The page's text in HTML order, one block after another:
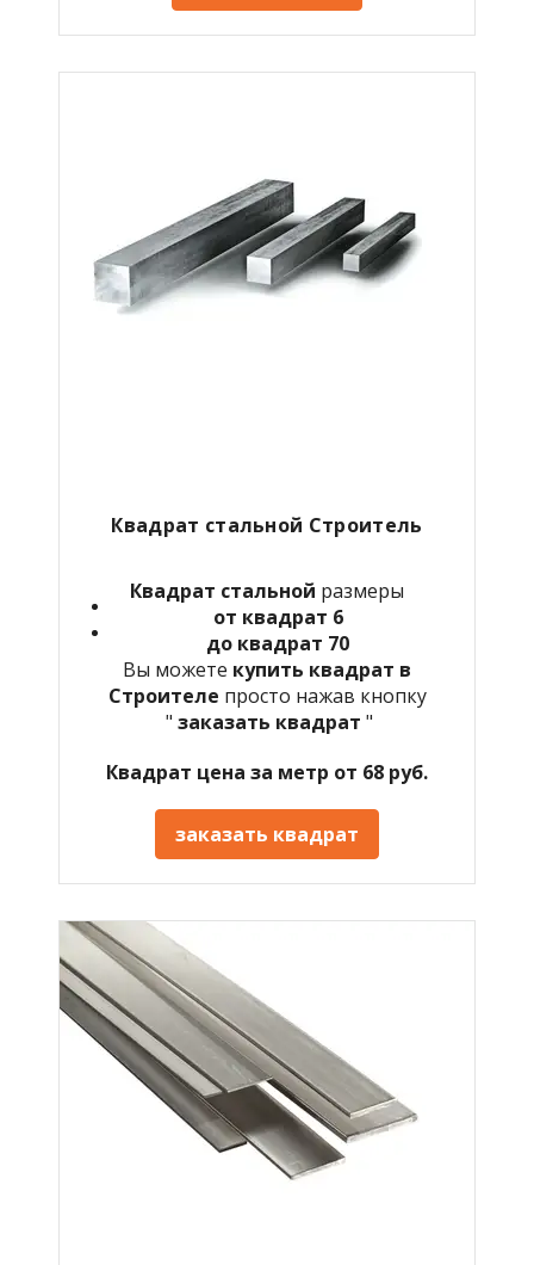
Квадрат стальной Строитель
Квадрат стальной размеры
от квадрат 6
до квадрат 70
Вы можете купить квадрат в
Строителе просто нажав кнопку
" заказать квадрат "
Квадрат цена за метр от 68 руб.
заказать квадрат